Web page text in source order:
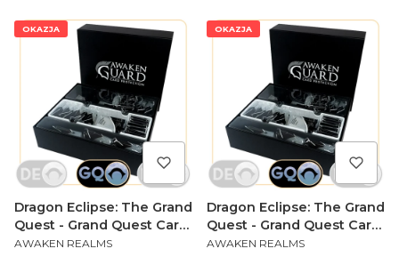
OKAZJA
Dragon Eclipse: The Grand
Quest - Grand Quest Card
Sleeves Box (Core Box +
PRODUCENT
AWAKEN REALMS
OKAZJA
Dragon Eclipse: The Grand
Quest - Grand Quest Card
Sleeves Box (Core Box +
PRODUCENT
AWAKEN REALMS